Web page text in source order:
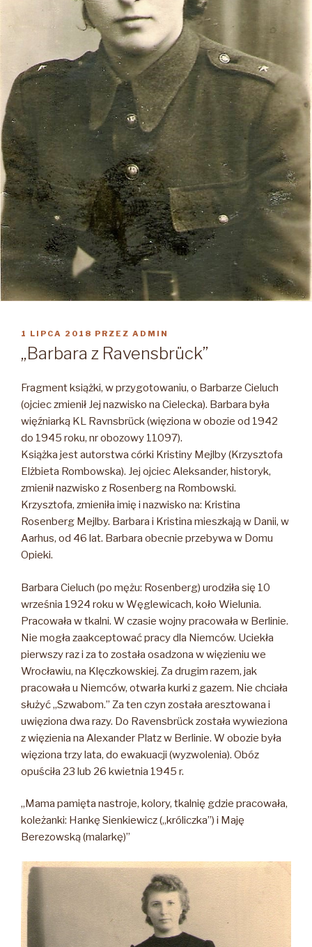
OPUBLIKOWANE
W
1 LIPCA 2018 PRZEZ ADMIN
„Barbara z Ravensbrück”
Fragment książki, w przygotowaniu, o Barbarze Cieluch
(ojciec zmienił Jej nazwisko na Cielecka). Barbara była
więźniarką KL Ravnsbrück (więziona w obozie od 1942
do 1945 roku, nr obozowy 11097).
Książka jest autorstwa córki Kristiny Mejlby (Krzysztofa
Elżbieta Rombowska). Jej ojciec Aleksander, historyk,
zmienił nazwisko z Rosenberg na Rombowski.
Krzysztofa, zmieniła imię i nazwisko na: Kristina
Rosenberg Mejlby. Barbara i Kristina mieszkają w Danii, w
Aarhus, od 46 lat. Barbara obecnie przebywa w Domu
Opieki.
Barbara Cieluch (po mężu: Rosenberg) urodziła się 10
września 1924 roku w Węglewicach, koło Wielunia.
Pracowała w tkalni. W czasie wojny pracowała w Berlinie.
Nie mogła zaakceptować pracy dla Niemców. Uciekła
pierwszy raz i za to została osadzona w więzieniu we
Wrocławiu, na Klęczkowskiej. Za drugim razem, jak
pracowała u Niemców, otwarła kurki z gazem. Nie chciała
służyć „Szwabom.” Za ten czyn została aresztowana i
uwięziona dwa razy. Do Ravensbrück została wywieziona
z więzienia na Alexander Platz w Berlinie. W obozie była
więziona trzy lata, do ewakuacji (wyzwolenia). Obóz
opuściła 23 lub 26 kwietnia 1945 r.
„Mama pamięta nastroje, kolory, tkalnię gdzie pracowała,
koleżanki: Hankę Sienkiewicz („króliczka”) i Maję
Berezowską (malarkę)”